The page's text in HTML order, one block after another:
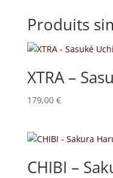
Produits
XTRA –
179,00 €
CHIBI –